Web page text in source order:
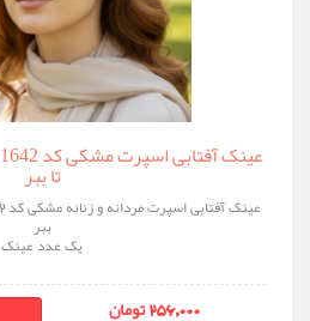
تا ببر
ببر
یک عدد عینک
256,000 تومان